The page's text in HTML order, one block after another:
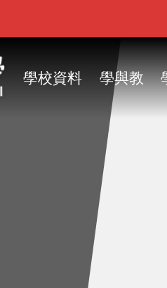
navigation
學校資料 學與教